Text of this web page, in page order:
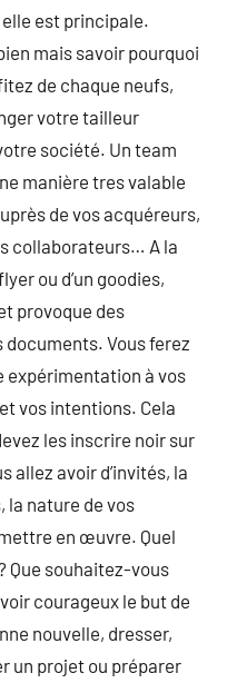
est principale.
mais savoir pourquoi
de chaque neufs,
votre tailleur
société. Un team
manière tres valable
de vos acquéreurs,
collaborateurs… A la
ou d’un goodies,
provoque des
Vous ferez
expérimentation à vos
vos intentions. Cela
les inscrire noir sur
allez avoir d’invités, la
la nature de vos
en œuvre. Quel
Que souhaitez-vous
courageux le but de
nouvelle, dresser,
un projet ou préparer